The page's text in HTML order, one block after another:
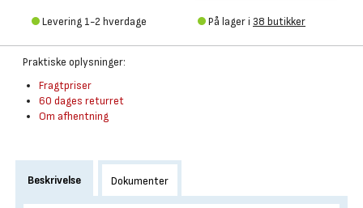
Levering 1-2 hverdage På lager i 38 butikker
Praktiske oplysninger:
Fragtpriser
60 dages returret
Om afhentning
Beskrivelse Dokumenter